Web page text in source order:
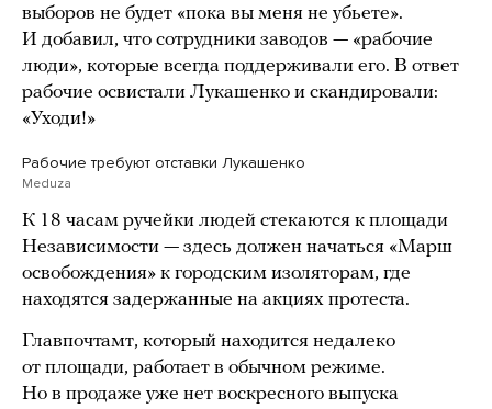
выборов не будет «пока вы меня не убьете».
И добавил, что сотрудники заводов — «рабочие
люди», которые всегда поддерживали его. В ответ
рабочие освистали Лукашенко и скандировали:
«Уходи!»
Рабочие требуют отставки Лукашенко
Meduza
К 18 часам ручейки людей стекаются к площади
Независимости — здесь должен начаться «Марш
освобождения» к городским изоляторам, где
находятся задержанные на акциях протеста.
Главпочтамт, который находится недалеко
от площади, работает в обычном режиме.
Но в продаже уже нет воскресного выпуска